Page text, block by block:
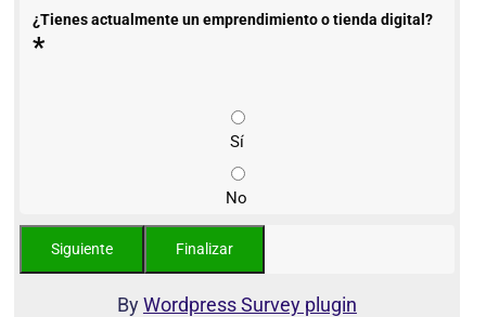
¿Tienes actualmente un emprendimiento o tienda digital?
*
Sí
No
ByWordpress Survey plugin